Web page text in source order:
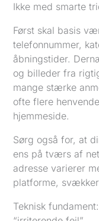
Ikke med smarte
Først skal basis
telefonnummer,
åbningstider.
og billeder fra
mange stærke
ofte flere
hjemmeside.
Sørg også for, at
ens på tværs af
adresse varierer
platforme,
Teknisk